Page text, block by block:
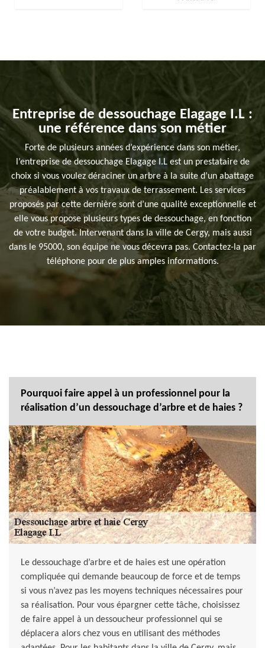
Entreprise de dessouchage Elagage I.L :
une référence dans son métier
Forte de plusieurs années d’expérience dans son métier,
l’entreprise de dessouchage Elagage I.L est un prestataire de
choix si vous voulez déraciner un arbre à la suite d’un abattage
préalablement à vos travaux de terrassement. Les services
proposés par cette dernière sont d’une qualité exceptionnelle et
elle vous propose plusieurs types de dessouchage, en fonction
de votre budget. Intervenant dans la ville de Cergy, mais aussi
dans le 95000, son équipe ne vous décevra pas. Contactez-la par
téléphone pour de plus amples informations.
Pourquoi faire appel à un professionnel pour la
réalisation d’un dessouchage d’arbre et de haies ?
Le dessouchage d’arbre et de haies est une opération
compliquée qui demande beaucoup de force et de temps
si vous n’avez pas les moyens techniques nécessaires pour
sa réalisation. Pour vous épargner cette tâche, choisissez
de faire appel à un dessoucheur professionnel qui se
déplacera alors chez vous en utilisant des méthodes